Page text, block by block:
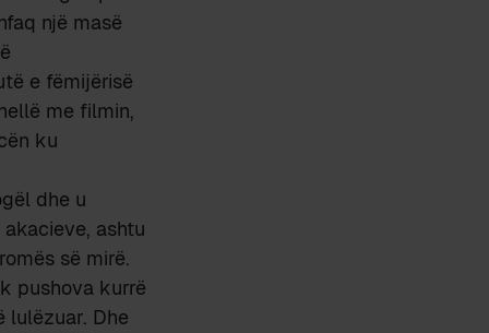
një masë
e fëmijërisë
me filmin,
ku
dhe u
ashtu
së mirë.
pushova kurrë
lulëzuar. Dhe